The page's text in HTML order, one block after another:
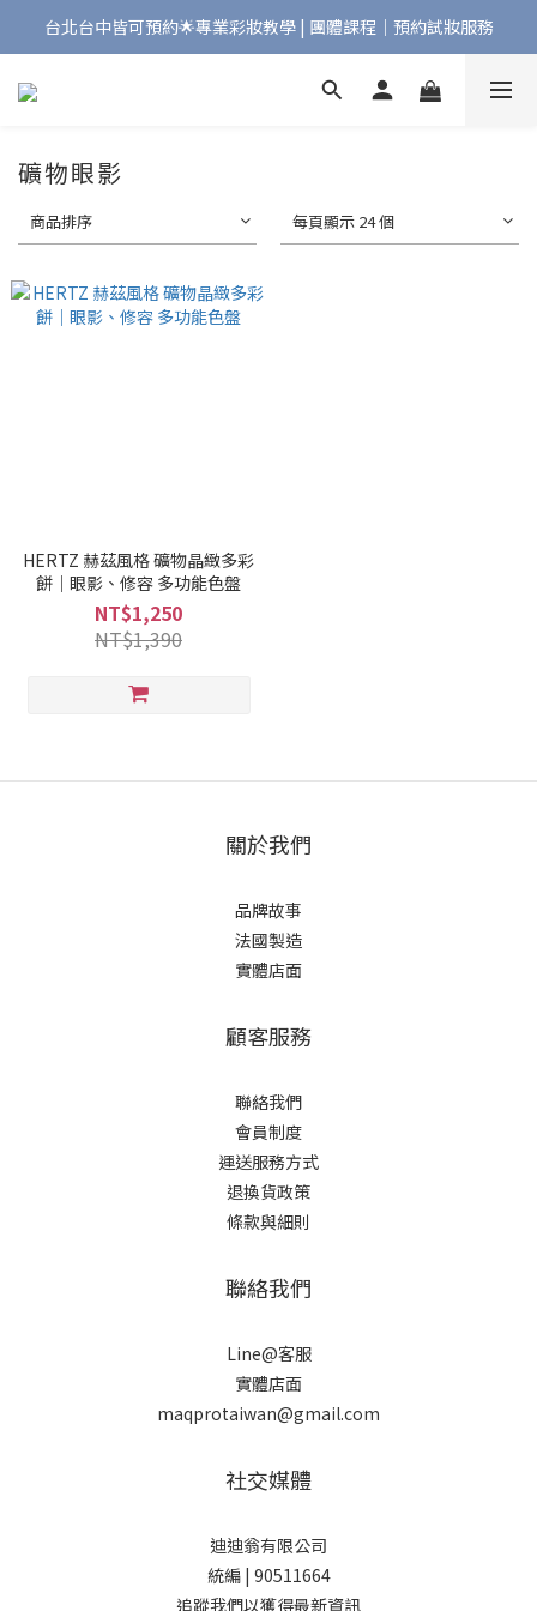
Bonjour!歡迎來到Maqpro | 全店2000免運🇫🇷
台北台中皆可預約🌟專業彩妝教學 | 團體課程｜預約試妝服務
Bonjour!歡迎來到Maqpro | 全店2000免運🇫🇷
礦物眼影
商品排序 每頁顯示 24 個
HERTZ 赫茲風格 礦物晶緻多彩
餅｜眼影、修容 多功能色盤
NT$1,250
NT$1,390
關於我們
品牌故事
法國製造
實體店面
顧客服務
聯絡我們
會員制度
運送服務方式
退換貨政策
條款與細則
聯絡我們
Line@客服
實體店面
maqprotaiwan@gmail.com
社交媒體
迪迪翁有限公司
統編 | 90511664
追蹤我們以獲得最新資訊